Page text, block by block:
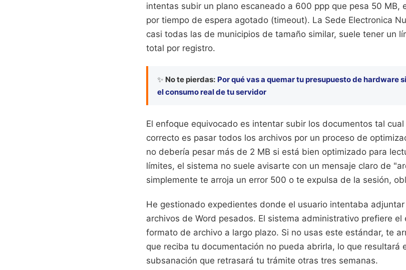
intentas subir un plano escaneado a 600 ppp que pesa 50 MB,
por tiempo de espera agotado (timeout). La Sede Electronica
casi todas las de municipios de tamaño similar, suele tener un
total por registro.
✨ No te pierdas: Por qué vas a quemar tu presupuesto de hardware
el consumo real de tu servidor
El enfoque equivocado es intentar subir los documentos tal
correcto es pasar todos los archivos por un proceso de
no debería pesar más de 2 MB si está bien optimizado para
límites, el sistema no suele avisarte con un mensaje claro de
simplemente te arroja un error 500 o te expulsa de la sesión,
He gestionado expedientes donde el usuario intentaba
archivos de Word pesados. El sistema administrativo prefiere el
formato de archivo a largo plazo. Si no usas este estándar, te
que reciba tu documentación no pueda abrirla, lo que resultará
subsanación que retrasará tu trámite otras tres semanas.